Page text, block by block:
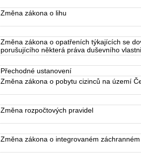
Změna zákona o lihu
Změna zákona o opatřeních týkajících se
porušujícího některá práva duševního
Přechodné ustanovení
Změna zákona o pobytu cizinců na území
Změna rozpočtových pravidel
Změna zákona o integrovaném